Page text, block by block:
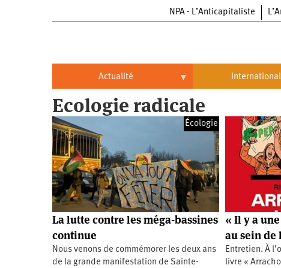
NPA - L’Anticapitaliste
Actualité
Actualité
Politique
Entreprises
Entreprises
Automobile
Commerce
Oppressions
Oppressions
Féminisme
Économie
Éducation
International
Brésil
Chine
États-
Unis
Continents
Continents
Afrique
Ecologie radicale
Écologie
La lutte contre les méga-bassines
continue
Nous venons de commémorer les deux ans
de la grande manifestation de Sainte-
« Il y a
au sein de
Entretien. À
livre «